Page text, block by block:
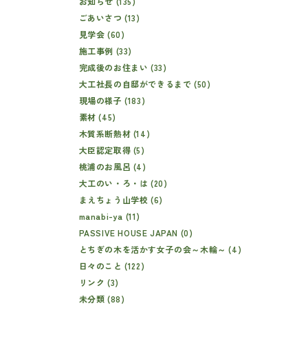
ごあいさつ (13)
見学会 (60)
施工事例 (33)
完成後のお住まい (33)
大工社長の自邸ができるまで (50)
現場の様子 (183)
素材 (45)
木質系断熱材 (14)
大臣認定取得 (5)
桃浦のお風呂 (4)
大工のい・ろ・は (20)
まえちょう山学校 (6)
manabi-ya (11)
PASSIVE HOUSE JAPAN (0)
とちぎの木を活かす女子の会～木輪～ (4)
日々のこと (122)
リンク (3)
未分類 (88)